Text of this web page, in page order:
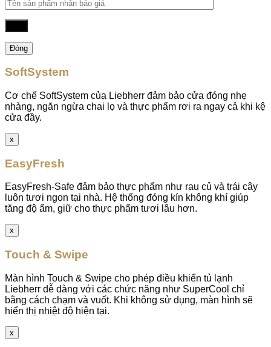
Đóng
SoftSystem
Cơ chế SoftSystem của Liebherr đảm bảo cửa đóng nhẹ
nhàng, ngăn ngừa chai lọ và thực phẩm rơi ra ngay cả khi kệ
cửa đầy.
x
EasyFresh
EasyFresh-Safe đảm bảo thực phẩm như rau củ và trái cây
luôn tươi ngon tại nhà. Hệ thống đóng kín không khí giúp
tăng độ ẩm, giữ cho thực phẩm tươi lâu hơn.
x
Touch & Swipe
Màn hình Touch & Swipe cho phép điều khiển tủ lạnh
Liebherr dễ dàng với các chức năng như SuperCool chỉ
bằng cách chạm và vuốt. Khi không sử dụng, màn hình sẽ
hiển thị nhiệt độ hiện tại.
x